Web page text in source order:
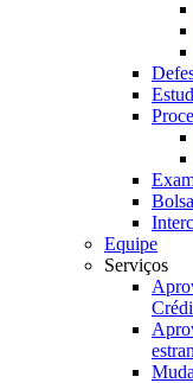
Equipe
Serviços